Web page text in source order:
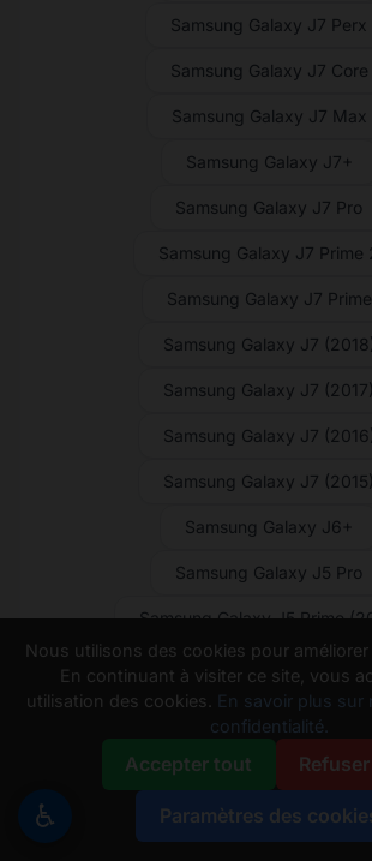
Samsung Galaxy J7 Perx
Samsung Galaxy J7 Core
Samsung Galaxy J7 Max
Samsung Galaxy J7+
Samsung Galaxy J7 Pro
Samsung Galaxy J7 Prime
Samsung Galaxy J7 Prime
Samsung Galaxy J7 (2018)
Samsung Galaxy J7 (2017)
Samsung Galaxy J7 (2016)
Samsung Galaxy J7 (2015)
Samsung Galaxy J6+
Samsung Galaxy J5 Pro
Samsung Galaxy J5 Prime
Samsung Galaxy J5 Prime
Samsung Galaxy J5 (2017)
Samsung Galaxy J5 (2016)
Samsung Galaxy J4 Core
♿
Nous utilisons des cookies pour améliorer
En continuant à visiter ce site, vous
utilisation des cookies.
En savoir plus sur
confidentialité.
Accepter tout
Paramètres des